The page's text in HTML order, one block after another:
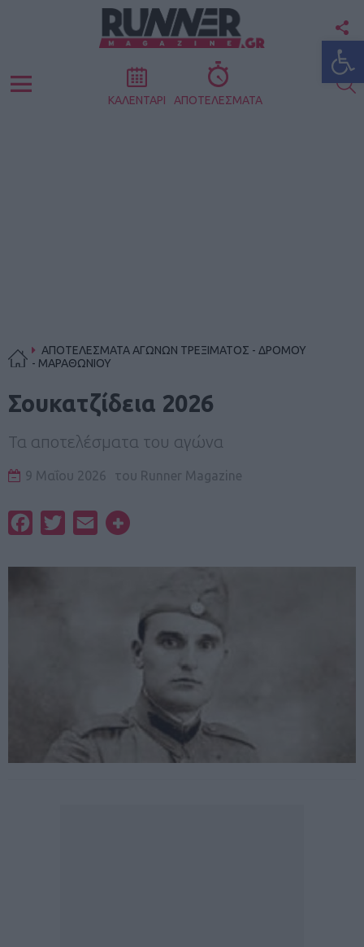
Menu ΚΑΛΕΝΤΑΡΙ ΑΠΟΤΕΛΕΣΜΑΤΑ
ΑΠΟΤΕΛΕΣΜΑΤΑ ΑΓΩΝΩΝ ΤΡΕΞΙΜΑΤΟΣ - ΔΡΟΜΟΥ
- ΜΑΡΑΘΩΝΙΟΥ
Σουκατζίδεια 2026
Τα αποτελέσματα του αγώνα
9 Μαΐου 2026 του Runner Magazine
FacebookTwitterEmail